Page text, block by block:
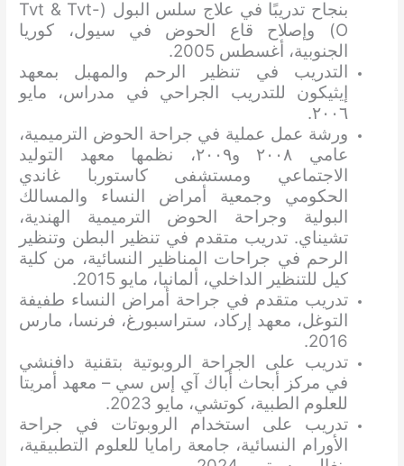
بنجاح تدريبًا في علاج سلس البول (Tvt & Tvt-
O) وإصلاح قاع الحوض في سيول، كوريا
الجنوبية، أغسطس 2005.
التدريب في تنظير الرحم والمهبل بمعهد
إيثيكون للتدريب الجراحي في مدراس، مايو
٢٠٠٦.
ورشة عمل عملية في جراحة الحوض الترميمية،
عامي ٢٠٠٨ و٢٠٠٩، نظمها معهد التوليد
الاجتماعي ومستشفى كاستوربا غاندي
الحكومي وجمعية أمراض النساء والمسالك
البولية وجراحة الحوض الترميمية الهندية،
تشيناي. تدريب متقدم في تنظير البطن وتنظير
الرحم في جراحات المناظير النسائية، من كلية
كيل للتنظير الداخلي، ألمانيا، مايو 2015.
تدريب متقدم في جراحة أمراض النساء طفيفة
التوغل، معهد إركاد، ستراسبورغ، فرنسا، مارس
2016.
تدريب على الجراحة الروبوتية بتقنية دافنشي
في مركز أبحاث أباك آي إس سي – معهد أمريتا
للعلوم الطبية، كوتشي، مايو 2023.
تدريب على استخدام الروبوتات في جراحة
الأورام النسائية، جامعة رامايا للعلوم التطبيقية،